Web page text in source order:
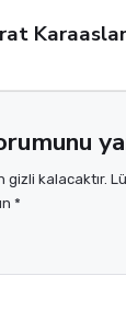
gizli kalacaktır.
*